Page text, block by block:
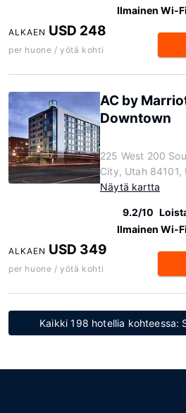
Ilmainen Wi-Fi
ALKAEN USD 248
per huone / yötä kohti
AC by
Downtown
225 West 200
City, Utah 84101,
Näytä kartta
9.2/10
Ilmainen Wi-Fi
ALKAEN USD 349
per huone / yötä kohti
Kaikki 198 hotellia kohteessa: